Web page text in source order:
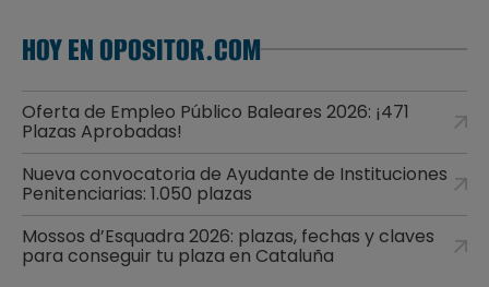
HOY EN OPOSITOR.COM
Oferta de Empleo Público Baleares 2026: ¡471
Plazas Aprobadas!
Nueva convocatoria de Ayudante de Instituciones
Penitenciarias: 1.050 plazas
Mossos d’Esquadra 2026: plazas, fechas y claves
para conseguir tu plaza en Cataluña